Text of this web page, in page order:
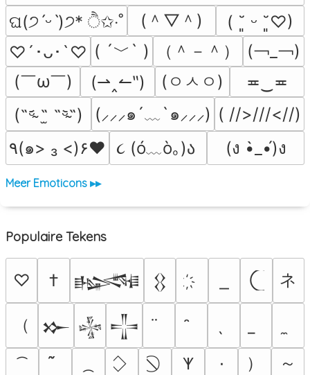
ଘ(੭ˊᵕˋ)੭* ੈ✩‧˚
(＾▽＾)
( ˘͈ ᵕ ˘͈♡)
♡´･ᴗ･`♡ ( ´﹀` ) （＾－＾）
(￢_￢)
(￣ω￣﻿)
(⇀‸↼‶) (ㅇㅅㅇ)
≖‿≖
(˵ᵕ̴᷄ ˶̫ ˶ᵕ̴᷅˵)
(⸝⸝⸝๑´﹏`๑⸝⸝⸝) ( //>///<//)
٩(๑> ₃ <)۶♥
૮ (ó﹏ò｡)ა (ง •̀_•́)ง
Meer Emoticons ▸▸
Populaire Tekens
♡ † 𒈙 𒌐 ネ
（ 𒁍 𒈔 𒋲
𐊵
٠ ）
～